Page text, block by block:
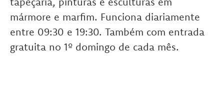
mármore e marfim. Funciona diariamente
entre 09:30 e 19:30. Também com entrada
gratuita no 1º domingo de cada mês.